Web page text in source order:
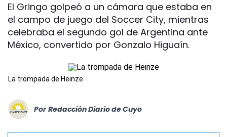
El Gringo golpeó a un cámara que estaba en
el campo de juego del Soccer City, mientras
celebraba el segundo gol de Argentina ante
México, convertido por Gonzalo Higuaín.
La trompada de Heinze
Por Redacción Diario de Cuyo